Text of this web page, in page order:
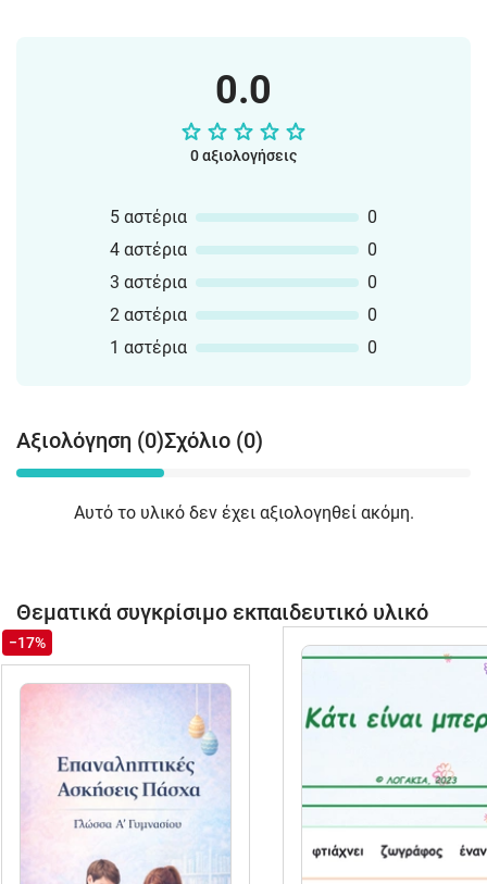
0.0
0 αξιολογήσεις
5 αστέρια
0
4 αστέρια
0
3 αστέρια
0
2 αστέρια
0
1 αστέρια
0
Αξιολόγηση (0)Σχόλιο (0)
Αυτό το υλικό δεν έχει αξιολογηθεί ακόμη.
Θεματικά συγκρίσιμο εκπαιδευτικό υλικό
−17%